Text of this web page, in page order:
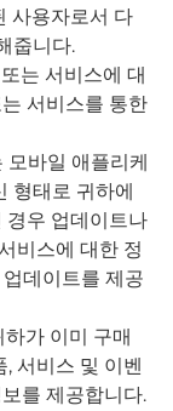
사용자로서 다
줍니다.
는 서비스에 대
서비스를 통한
모바일 애플리케
형태로 귀하에
경우 업데이트나
비스에 대한 정
데이트를 제공
가 이미 구매
서비스 및 이벤
를 제공합니다.